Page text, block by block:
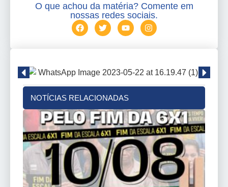
O que achou da matéria? Comente em
nossas redes sociais.
NOTÍCIAS RELACIONADAS